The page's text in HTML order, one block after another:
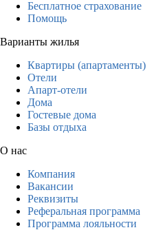
Бесплатное страхование
Помощь
Варианты жилья
Квартиры (апартаменты)
Отели
Апарт-отели
Дома
Гостевые дома
Базы отдыха
О нас
Компания
Вакансии
Реквизиты
Реферальная программа
Программа лояльности